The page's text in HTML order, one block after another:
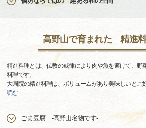
高野山で育まれた 精進
精進料理とは、仏教の戒律により肉や魚を避けて、野
料理です。
大圓院の精進料理は、ボリュームがあり美味しいとご
読む
ごま豆腐 -高野山名物です-